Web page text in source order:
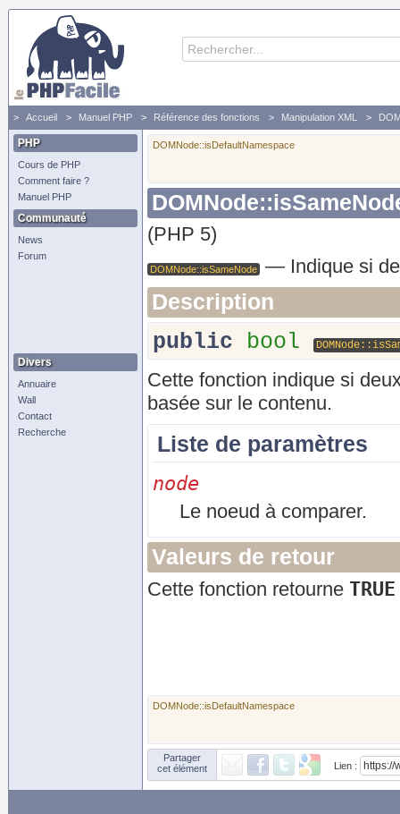
Accueil Manuel PHP Référence des fonctions Manipulation XML
PHP
Cours de PHP
Comment faire ?
Manuel PHP
Communauté
News
Forum
Divers
Annuaire
Wall
Contact
Recherche
DOMNode::isDefaultNamespace
(PHP 5)
DOMNode::isSameNode — Indique si
Description
public
bool
Cette fonction indique si
basée sur le contenu.
Liste de paramètres
node
Le noeud à comparer.
Valeurs de retour
Cette fonction retourne TRUE
DOMNode::isDefaultNamespace
Partager
cet élément
Lien :